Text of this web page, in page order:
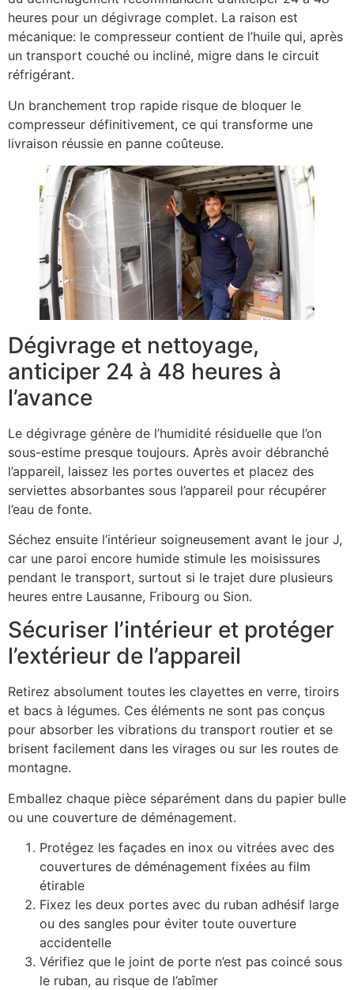
heures pour un dégivrage complet. La raison est
mécanique: le compresseur contient de l’huile qui, après
un transport couché ou incliné, migre dans le circuit
réfrigérant.
Un branchement trop rapide risque de bloquer le
compresseur définitivement, ce qui transforme une
livraison réussie en panne coûteuse.
Dégivrage et nettoyage,
anticiper 24 à 48 heures à
l’avance
Le dégivrage génère de l’humidité résiduelle que l’on
sous-estime presque toujours. Après avoir débranché
l’appareil, laissez les portes ouvertes et placez des
serviettes absorbantes sous l’appareil pour récupérer
l’eau de fonte.
Séchez ensuite l’intérieur soigneusement avant le jour J,
car une paroi encore humide stimule les moisissures
pendant le transport, surtout si le trajet dure plusieurs
heures entre Lausanne, Fribourg ou Sion.
Sécuriser l’intérieur et protéger
l’extérieur de l’appareil
Retirez absolument toutes les clayettes en verre, tiroirs
et bacs à légumes. Ces éléments ne sont pas conçus
pour absorber les vibrations du transport routier et se
brisent facilement dans les virages ou sur les routes de
montagne.
Emballez chaque pièce séparément dans du papier bulle
ou une couverture de déménagement.
Protégez les façades en inox ou vitrées avec des
couvertures de déménagement fixées au film
étirable
Fixez les deux portes avec du ruban adhésif large
ou des sangles pour éviter toute ouverture
accidentelle
Vérifiez que le joint de porte n’est pas coincé sous
le ruban, au risque de l’abîmer